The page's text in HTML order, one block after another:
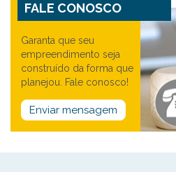
FALE CONOSCO
Garanta que seu
empreendimento seja
construído da forma que
planejou. Fale conosco!
Enviar mensagem